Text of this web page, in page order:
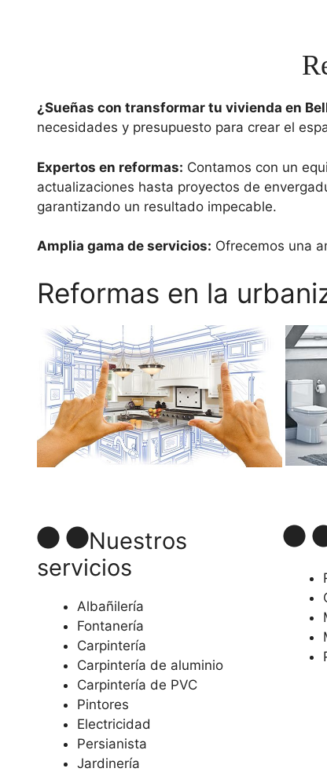
¿Sueñas con transformar tu vivienda en
necesidades y presupuesto para crear el
Expertos en reformas: Contamos con un
actualizaciones hasta proyectos de
garantizando un resultado impecable.
Amplia gama de servicios: Ofrecemos una
Reformas en la
Nuestros
servicios
Albañilería
Fontanería
Carpintería
Carpintería de aluminio
Carpintería de PVC
Pintores
Electricidad
Persianista
Jardinería